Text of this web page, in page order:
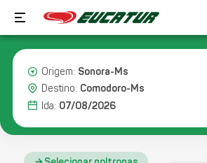
Origem: Sonora-Ms
Destino: Comodoro-Ms
Ida: 07/08/2026